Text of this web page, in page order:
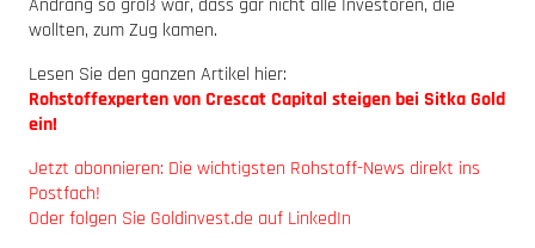
Andrang so groß war, dass gar nicht alle Investoren, die
wollten, zum Zug kamen.
Lesen Sie den ganzen Artikel hier:
Rohstoffexperten von Crescat Capital steigen bei Sitka Gold
ein!
Jetzt abonnieren: Die wichtigsten Rohstoff-News direkt ins
Postfach!
Oder folgen Sie Goldinvest.de auf LinkedIn